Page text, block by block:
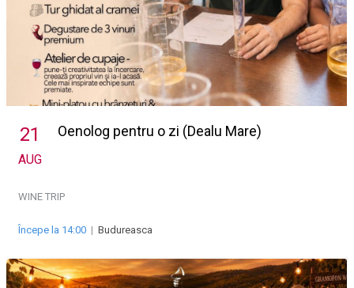
21
AUG
Oenolog pentru o zi (Dealu Mare)
WINE TRIP
Începe la 14:00 | Budureasca